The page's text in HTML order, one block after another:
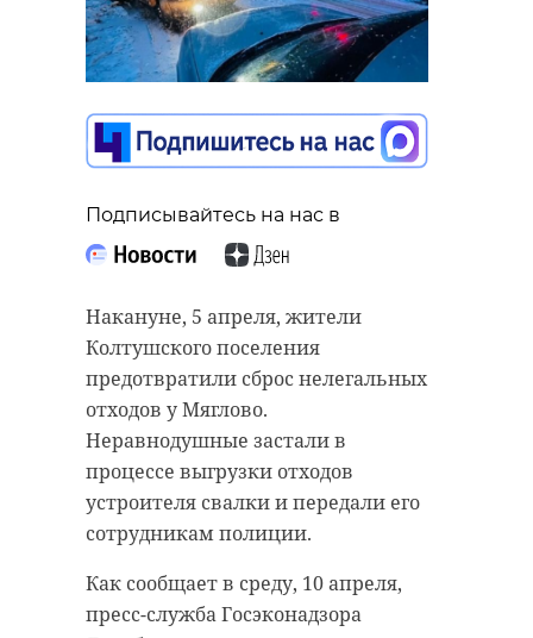
Подписывайтесь на нас в
Накануне, 5 апреля, жители
Колтушского поселения
предотвратили сброс нелегальных
отходов у Мяглово.
Неравнодушные застали в
процессе выгрузки отходов
устроителя свалки и передали его
сотрудникам полиции.
Как сообщает в среду, 10 апреля,
пресс-служба Госэконадзора
Добровольцы
Ленобласти
передали в зону СВО
"Буханку" с
10 апреля 2024, 14:23
Подписывайтесь на нас в
К участникам спецоперации на
передовой уехала очередная
гуманитарная помощь от
"Буханку" с "начинкой" передали
военнослужащим добровольцы.
Налетчик на
микрофинансовую
организацию в
Пушкине отправится
на 7 лет в колонию
10 апреля 2024, 14:08
Подписывайтесь на нас в
Подробнее в среду, 10 апреля,
рассказали в прокуратуре Санкт-
Петербурга.
Прокуратура Пушкинского района
поддержала государственное